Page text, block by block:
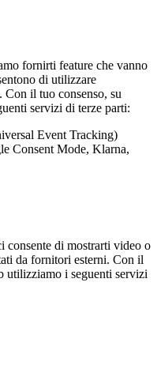
fornirti feature che vanno
di utilizzare
Con il tuo consenso, su
servizi di terze parti:
Event Tracking)
Consent Mode, Klarna,
consente di mostrarti video o
da fornitori esterni. Con il
utilizziamo i seguenti servizi